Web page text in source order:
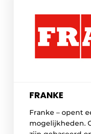
FRANKE
Franke – opent
mogelijkheden.